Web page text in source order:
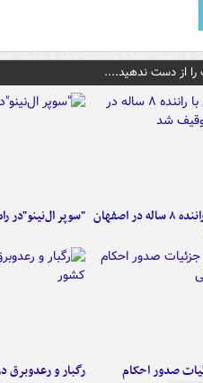
را از دست ندهید....
کامیون با راننده ۸ ساله در اصفهان "سوپر ال‌نینو"در
صدور احکام
رگبار و رعدوبرق